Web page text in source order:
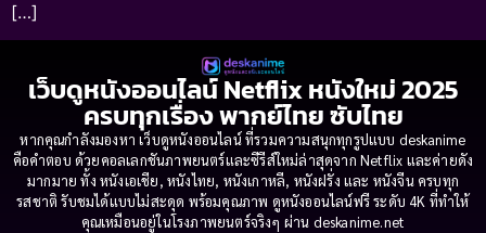
[…]
เว็บดูหนังออนไลน์ Netflix หนังใหม่ 2025
ครบทุกเรื่อง พากย์ไทย ซับไทย
หากคุณกำลังมองหา เว็บดูหนังออนไลน์ ที่รวมความสนุกทุกรูปแบบ deskanime
คือคำตอบ ด้วยคอลเลกชันภาพยนตร์และซีรีส์ใหม่ล่าสุดจาก Netflix และค่ายดัง
มากมาย ทั้ง หนังเอเชีย, หนังไทย, หนังเกาหลี, หนังฝรั่ง และ หนังจีน ครบทุก
รสชาติ รับชมได้แบบไม่สะดุด พร้อมคุณภาพ ดูหนังออนไลน์ฟรี ระดับ 4K ที่ทำให้
คุณเหมือนอยู่ในโรงภาพยนตร์จริงๆ ผ่าน deskanime.net